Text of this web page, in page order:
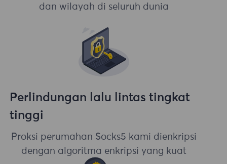
dan wilayah di seluruh dunia
Perlindungan lalu lintas tingkat
tinggi
Proksi perumahan Socks5 kami dienkripsi
dengan algoritma enkripsi yang kuat